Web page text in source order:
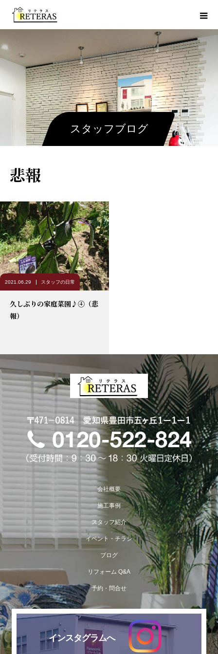
スタッフブログ
悲報
2021.06.29 スタッフの日常
久しぶりの家庭菜園♪④（悲
報）
会社概要
施工事例
スタッフ紹介
イベント・チラシ
ブログ
リフォーム Q&A
予約・問合せ
インスタグラムへ